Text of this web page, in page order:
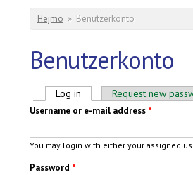
You are here
Hejmo » Benutzerkonto
Benutzerkonto
Primary tabs
Log in (active tab)Request new
Username or e-mail address *
You may login with either your assigned
Password *